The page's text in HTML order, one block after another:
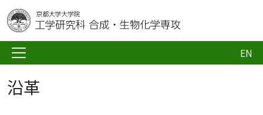
EN
沿革